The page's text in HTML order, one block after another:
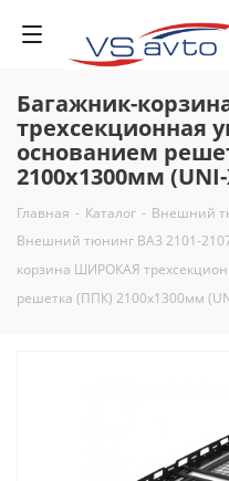
Багажник-
трехсекционная
основанием
2100х1300мм (UNI-
Главная - Каталог - Внешний
Внешний тюнинг ВАЗ 2101-
корзина ШИРОКАЯ
решетка (ППК) 2100х1300мм